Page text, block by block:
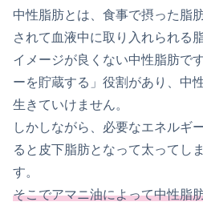
中性脂肪とは、食事で摂った脂
されて血液中に取り入れられる
イメージが良くない中性脂肪で
ーを貯蔵する」役割があり、中
生きていけません。
しかしながら、必要なエネルギ
ると皮下脂肪となって太ってし
す。
そこでアマニ油によって中性脂